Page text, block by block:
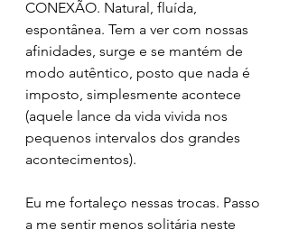
CONEXÃO. Natural, fluída,
espontânea. Tem a ver com nossas
afinidades, surge e se mantém de
modo autêntico, posto que nada é
imposto, simplesmente acontece
(aquele lance da vida vivida nos
pequenos intervalos dos grandes
acontecimentos).
Eu me fortaleço nessas trocas. Passo
a me sentir menos solitária neste